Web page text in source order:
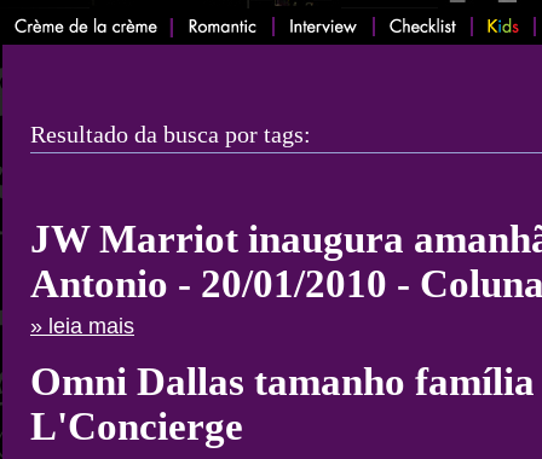
Resultado da busca por tags:
JW Marriot inaugura
Antonio - 20/01/2010 -
» leia mais
Omni Dallas tamanho família
L'Concierge